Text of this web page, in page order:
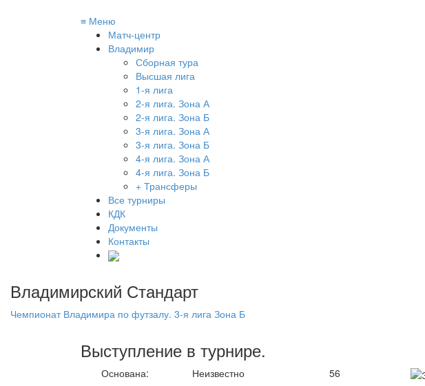
≡ Меню
Матч-центр
Владимир
Сборная тура
Высшая лига
1-я лига
2-я лига. Зона А
2-я лига. Зона Б
3-я лига. Зона А
3-я лига. Зона Б
4-я лига. Зона А
4-я лига. Зона Б
+ Трансферы
Все турниры
КДК
Документы
Контакты
Владимирский Стандарт
Чемпионат Владимира по футзалу. 3-я лига Зона Б
Выступление в турнире.
Основана: Неизвестно
56